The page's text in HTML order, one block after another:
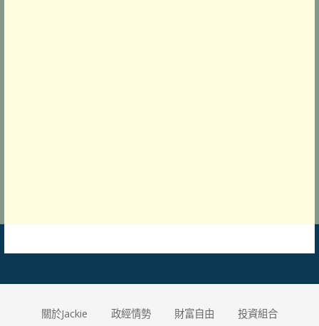
關於Jackie 政經情勢 財富自由 投資組合